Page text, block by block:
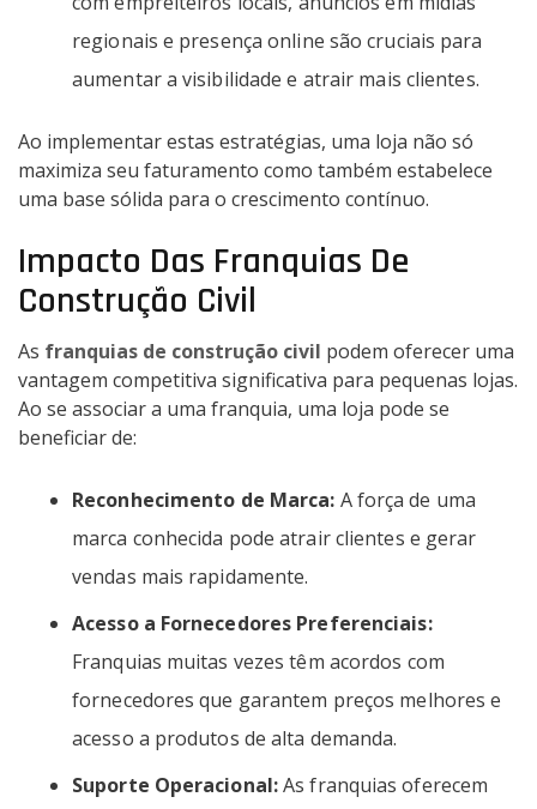
regionais e presença online são cruciais para
aumentar a visibilidade e atrair mais clientes.
Ao implementar estas estratégias, uma loja não só
maximiza seu faturamento como também estabelece
uma base sólida para o crescimento contínuo.
Impacto Das Franquias De
Construção Civil
As franquias de construção civil podem oferecer uma
vantagem competitiva significativa para pequenas lojas.
Ao se associar a uma franquia, uma loja pode se
beneficiar de:
Reconhecimento de Marca: A força de uma
marca conhecida pode atrair clientes e gerar
vendas mais rapidamente.
Acesso a Fornecedores Preferenciais:
Franquias muitas vezes têm acordos com
fornecedores que garantem preços melhores e
acesso a produtos de alta demanda.
Suporte Operacional:As franquias oferecem